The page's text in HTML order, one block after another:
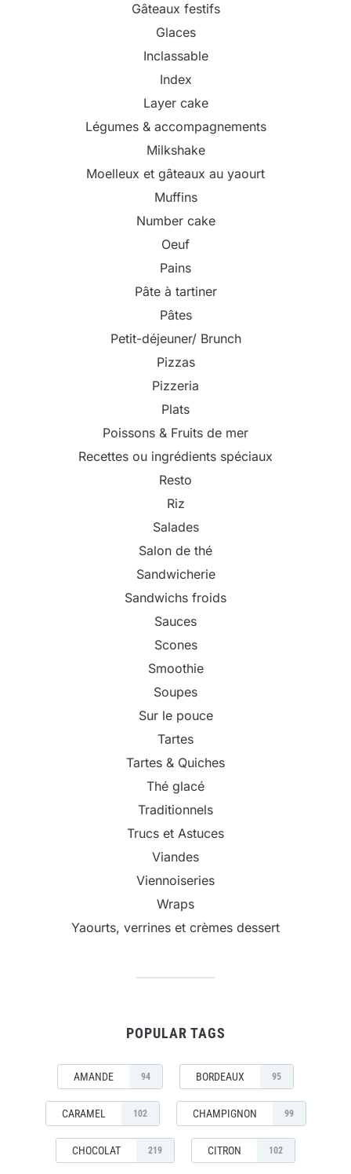
Gâteaux festifs
Glaces
Inclassable
Index
Layer cake
Légumes & accompagnements
Milkshake
Moelleux et gâteaux au yaourt
Muffins
Number cake
Oeuf
Pains
Pâte à tartiner
Pâtes
Petit-déjeuner/ Brunch
Pizzas
Pizzeria
Plats
Poissons & Fruits de mer
Recettes ou ingrédients spéciaux
Resto
Riz
Salades
Salon de thé
Sandwicherie
Sandwichs froids
Sauces
Scones
Smoothie
Soupes
Sur le pouce
Tartes
Tartes & Quiches
Thé glacé
Traditionnels
Trucs et Astuces
Viandes
Viennoiseries
Wraps
Yaourts, verrines et crèmes dessert
POPULAR TAGS
AMANDE 94 BORDEAUX 95
CARAMEL 102 CHAMPIGNON 99
CHOCOLAT 219 CITRON 102